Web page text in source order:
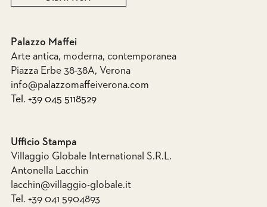
Palazzo Maffei
Arte antica, moderna, contemporanea
Piazza Erbe 38-38A, Verona
info@palazzomaffeiverona.com
Tel. +39 045 5118529
Ufficio Stampa
Villaggio Globale International S.R.L.
Antonella Lacchin
lacchin@villaggio-globale.it
Tel. +39 041 5904893